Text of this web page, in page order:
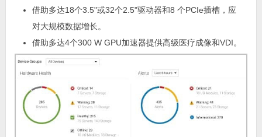
借助多达18个3.5"或32个2.5"驱动器和8 个PCIe插槽，应
对大规模数据增长。
借助多达4个300 W GPU加速器提供高级医疗成像和VDI。